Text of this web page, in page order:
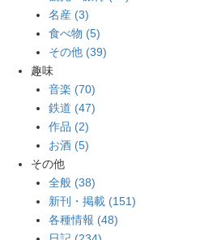
名産 (3)
食べ物 (5)
その他 (39)
趣味
音楽 (70)
鉄道 (47)
作品 (2)
お酒 (5)
その他
全般 (38)
新刊・掲載 (151)
各種情報 (48)